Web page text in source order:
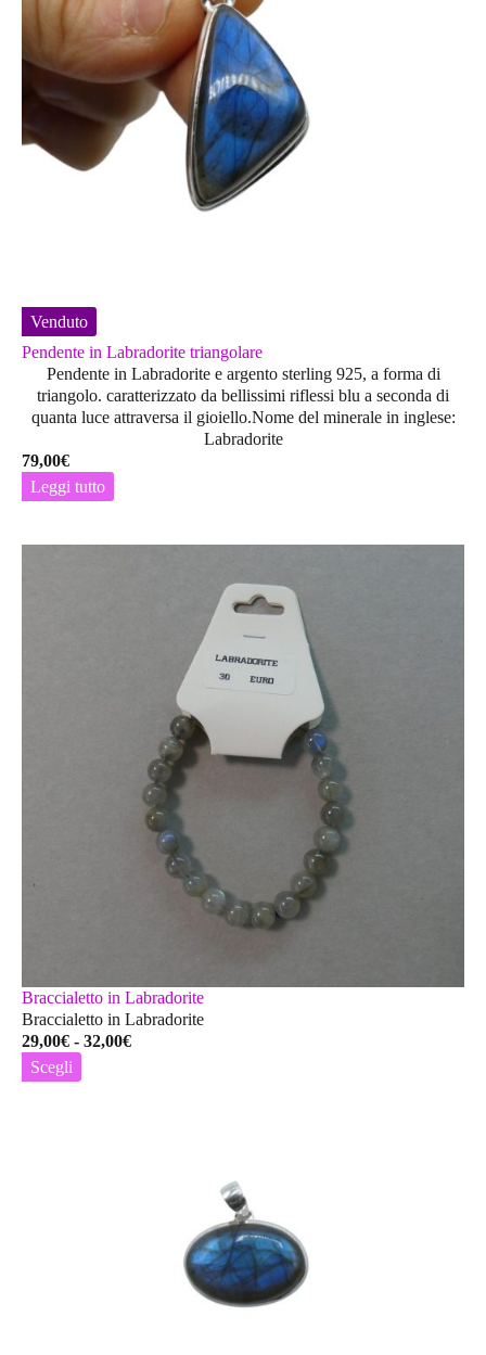
Venduto
Pendente in Labradorite triangolare
Pendente in Labradorite e argento sterling 925, a forma di
triangolo. caratterizzato da bellissimi riflessi blu a seconda di
quanta luce attraversa il gioiello.Nome del minerale in inglese:
Labradorite
79,00€
Leggi tutto
Braccialetto in Labradorite
Braccialetto in Labradorite
29,00€ - 32,00€Fascia
Scegli